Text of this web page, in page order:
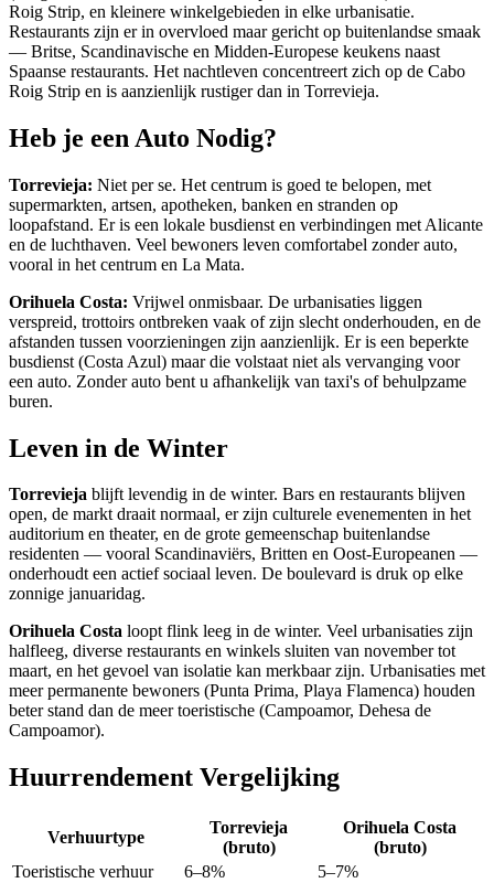
Roig Strip, en kleinere winkelgebieden in elke urbanisatie.
Restaurants zijn er in overvloed maar gericht op buitenlandse smaak
— Britse, Scandinavische en Midden-Europese keukens naast
Spaanse restaurants. Het nachtleven concentreert zich op de Cabo
Roig Strip en is aanzienlijk rustiger dan in Torrevieja.
Heb je een Auto Nodig?
Torrevieja: Niet per se. Het centrum is goed te belopen, met
supermarkten, artsen, apotheken, banken en stranden op
loopafstand. Er is een lokale busdienst en verbindingen met Alicante
en de luchthaven. Veel bewoners leven comfortabel zonder auto,
vooral in het centrum en La Mata.
Orihuela Costa: Vrijwel onmisbaar. De urbanisaties liggen
verspreid, trottoirs ontbreken vaak of zijn slecht onderhouden, en de
afstanden tussen voorzieningen zijn aanzienlijk. Er is een beperkte
busdienst (Costa Azul) maar die volstaat niet als vervanging voor
een auto. Zonder auto bent u afhankelijk van taxi's of behulpzame
buren.
Leven in de Winter
Torrevieja blijft levendig in de winter. Bars en restaurants blijven
open, de markt draait normaal, er zijn culturele evenementen in het
auditorium en theater, en de grote gemeenschap buitenlandse
residenten — vooral Scandinaviërs, Britten en Oost-Europeanen —
onderhoudt een actief sociaal leven. De boulevard is druk op elke
zonnige januaridag.
Orihuela Costa loopt flink leeg in de winter. Veel urbanisaties zijn
halfleeg, diverse restaurants en winkels sluiten van november tot
maart, en het gevoel van isolatie kan merkbaar zijn. Urbanisaties met
meer permanente bewoners (Punta Prima, Playa Flamenca) houden
beter stand dan de meer toeristische (Campoamor, Dehesa de
Campoamor).
Huurrendement Vergelijking
Verhuurtype
Torrevieja
(bruto)
Orihuela Costa
(bruto)
Toeristische verhuur
6–8%
5–7%